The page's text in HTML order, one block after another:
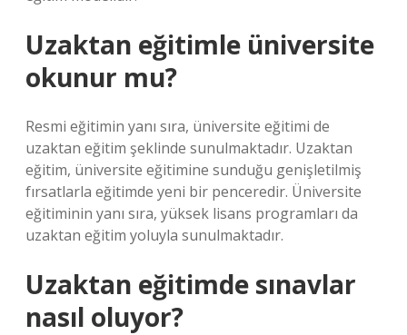
Uzaktan eğitimle üniversite
okunur mu?
Resmi eğitimin yanı sıra, üniversite eğitimi de
uzaktan eğitim şeklinde sunulmaktadır. Uzaktan
eğitim, üniversite eğitimine sunduğu genişletilmiş
fırsatlarla eğitimde yeni bir penceredir. Üniversite
eğitiminin yanı sıra, yüksek lisans programları da
uzaktan eğitim yoluyla sunulmaktadır.
Uzaktan eğitimde sınavlar
nasıl oluyor?